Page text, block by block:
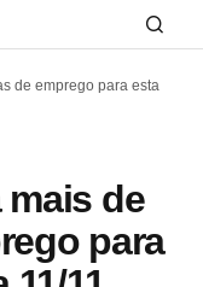
de emprego para esta
mais de
para